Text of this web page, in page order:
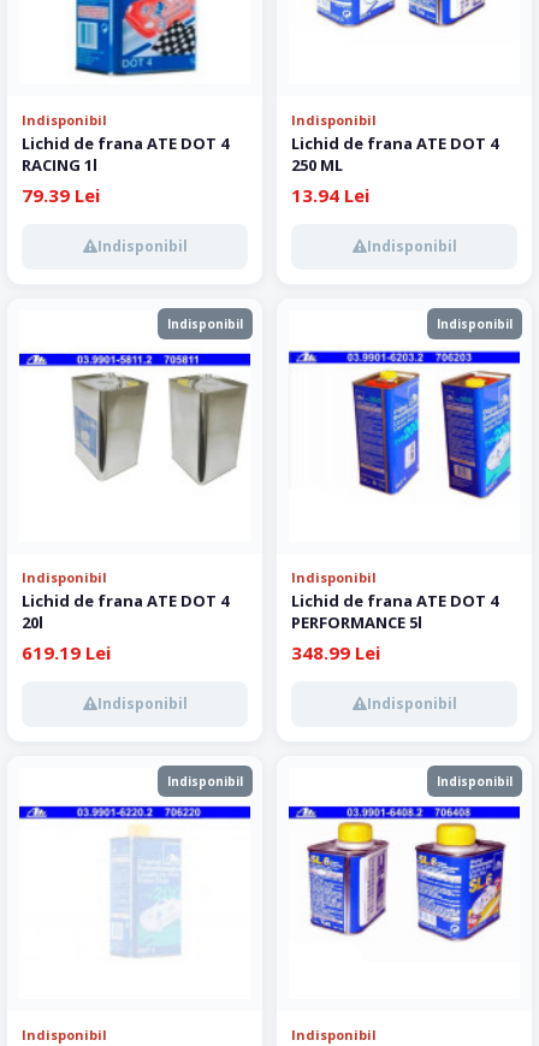
Indisponibil
Lichid de frana ATE DOT 4
RACING 1l
79.39 Lei
Indisponibil
Indisponibil
Lichid de frana ATE DOT 4
250 ML
13.94 Lei
Indisponibil
Indisponibil
Indisponibil
Lichid de frana ATE DOT 4
20l
619.19 Lei
Indisponibil
Indisponibil
Indisponibil
Lichid de frana ATE DOT 4
PERFORMANCE 5l
348.99 Lei
Indisponibil
Indisponibil
Indisponibil
Indisponibil
Indisponibil